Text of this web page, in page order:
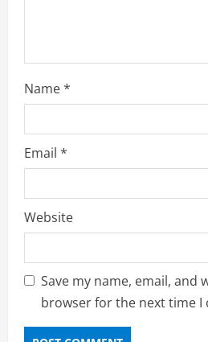
Name*
Email *
Website
Save my name, email, and
browser for the next time I